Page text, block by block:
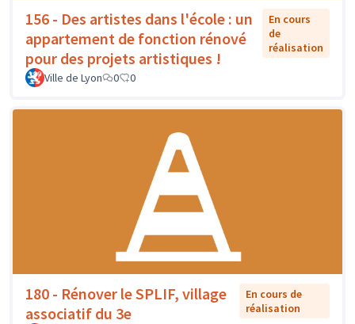
156 - Des artistes dans l'école : un
appartement de fonction rénové
pour des projets artistiques !
En cours
de
réalisation
Ville de Lyon 0 0
180 - Rénover le SPLIF, village
associatif du 3e
En cours de
réalisation